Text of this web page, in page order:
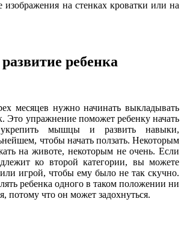
изображения на стенках кроватки или на
ребенка
месяцев нужно начинать выкладывать
Это упражнение поможет ребенку начать
укрепить мышцы и развить навыки,
чтобы начать ползать. Некоторым
на животе, некоторым не очень. Если
ко второй категории, вы можете
игрой, чтобы ему было не так скучно.
ребенка одного в таком положении ни
потому что он может задохнуться.